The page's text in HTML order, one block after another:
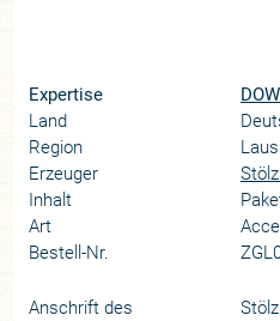
Expertise
Land
Region
Erzeuger
Inhalt
Art
Bestell-Nr.
Anschrift des